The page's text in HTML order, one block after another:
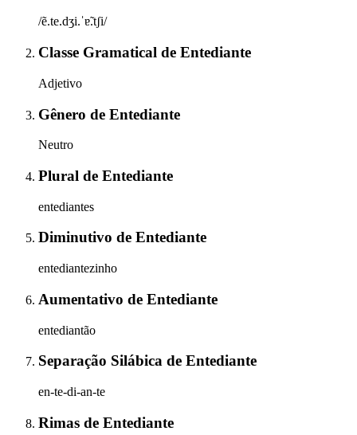
/ẽ.te.dʒi.ˈɐ̃.tʃi/
Classe Gramatical de Entediante
Adjetivo
Gênero de Entediante
Neutro
Plural de Entediante
entediantes
Diminutivo de Entediante
entediantezinho
Aumentativo de Entediante
entediantão
Separação Silábica de Entediante
en-te-di-an-te
Rimas de Entediante